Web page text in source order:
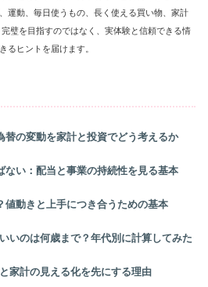
運動、毎日使うもの、長く使える買い物、家計
璧を目指すのではなく、実体験と信頼できる情
るヒントを届けます。
替の変動を家計と投資でどう考えるか
ない：配当と事業の持続性を見る基本
値動きと上手につき合うための基本
いのは何歳まで？年代別に計算してみた
家計の見える化を先にする理由